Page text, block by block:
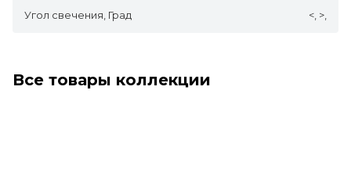
Угол свечения, Град <, >,
Все товары коллекции